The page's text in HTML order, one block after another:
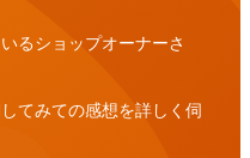
るショップオーナーさ
てみての感想を詳しく伺